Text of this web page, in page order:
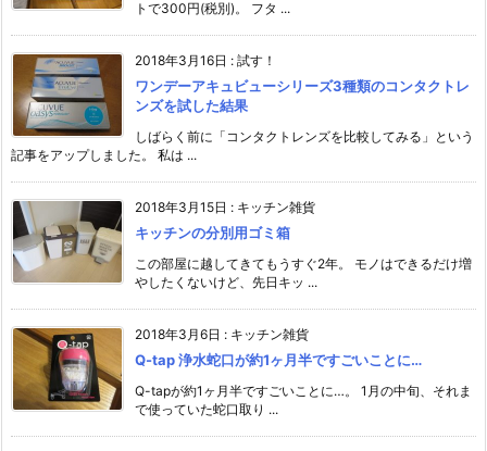
トで300円(税別)。 フタ ...
2018年3月16日 : 試す！
ワンデーアキュビューシリーズ3種類のコンタクトレ
ンズを試した結果
しばらく前に「コンタクトレンズを比較してみる」という
記事をアップしました。 私は ...
2018年3月15日 : キッチン雑貨
キッチンの分別用ゴミ箱
この部屋に越してきてもうすぐ2年。 モノはできるだけ増
やしたくないけど、先日キッ ...
2018年3月6日 : キッチン雑貨
Q-tap 浄水蛇口が約1ヶ月半ですごいことに…
Q-tapが約1ヶ月半ですごいことに…。 1月の中旬、それま
で使っていた蛇口取り ...